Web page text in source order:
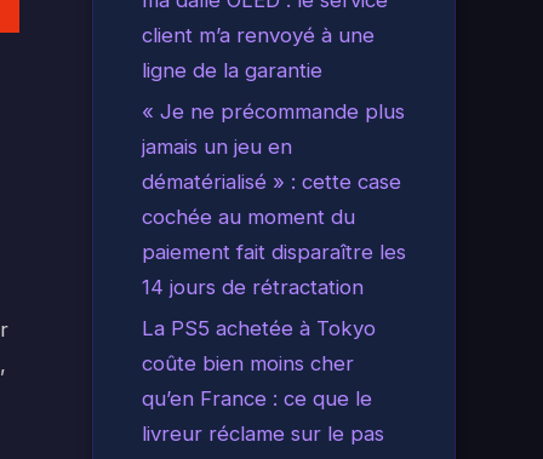
client m’a renvoyé à une
ligne de la garantie
« Je ne précommande plus
jamais un jeu en
dématérialisé » : cette case
cochée au moment du
paiement fait disparaître les
14 jours de rétractation
La PS5 achetée à Tokyo
coûte bien moins cher
qu’en France : ce que le
livreur réclame sur le pas